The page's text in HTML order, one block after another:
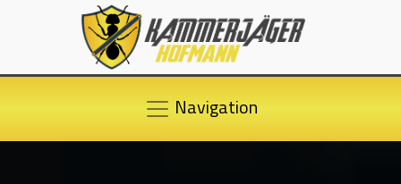
Navigation